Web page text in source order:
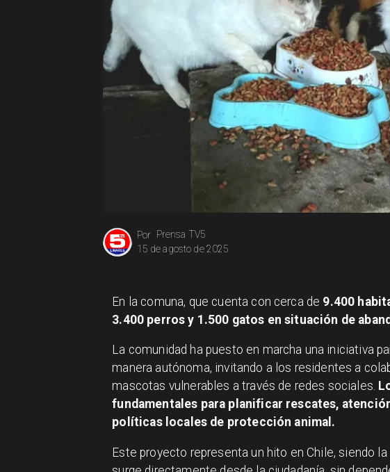
Prensa TV5
Por
15 de agosto de 2025
En la comuna, que cuenta con cerca de 9.400
3.400 perros y 1.500 gatos en situación de
La comunidad ha puesto en marcha una iniciativa
manera autónoma, invitando a los residentes a
mascotas vulnerables a través de redes sociales.
fundamentales para planificar rescates,
políticas locales de protección animal.
Este proyecto representa un hito en Chile, siendo